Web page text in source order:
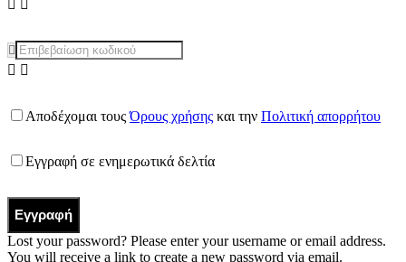
Αποδέχομαι τουςΌρους χρήσης και την Πολιτική απορρήτου
Εγγραφή σε ενημερωτικά δελτία
Εγγραφή
Lost your password? Please enter your username or email address.
You will receive a link to create a new password via email.